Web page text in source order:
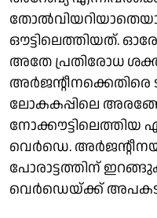
ഔട്ടിലെത്തിയത്.
അതേ പ്രതിരോധ
ലോകകപ്പിലെ
നോക്കൗട്ടിലെത്തിയ
വെർഡെ.
പോരാട്ടത്തിന്
വെർഡെയ്ക്ക്